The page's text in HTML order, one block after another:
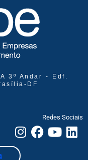
3º Andar - Edf.
DF
Redes Sociais